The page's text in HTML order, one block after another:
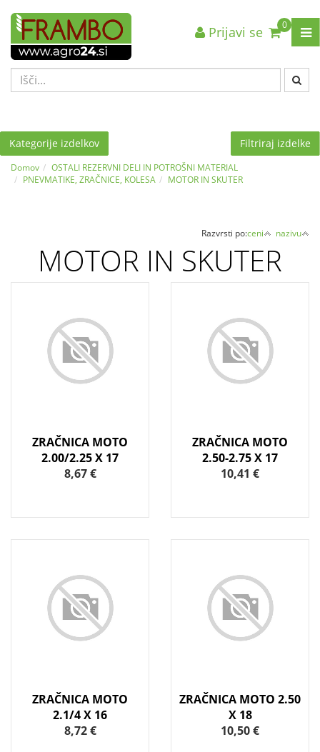
Nazaj en nivo
VRSTA 1
VRSTA 3
Nazaj en nivo
VRSTA 1
VRSTA 3
Nazaj en nivo
VRSTA 1
VRSTA 3
0
Prijavi se
Kategorije izdelkov Filtriraj izdelke
Domov
OSTALI REZERVNI DELI IN POTROŠNI MATERIAL
PNEVMATIKE, ZRAČNICE, KOLESA
MOTOR IN SKUTER
Razvrsti po:ceni nazivu
MOTOR IN SKUTER
ZRAČNICA MOTO
2.00/2.25 X 17
8,67 €
ZRAČNICA MOTO
2.50-2.75 X 17
10,41 €
ZRAČNICA MOTO
2.1/4 X 16
8,72 €
ZRAČNICA MOTO 2.50
X 18
10,50 €